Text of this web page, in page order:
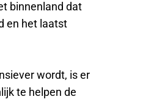
binnenland dat
en het laatst
wordt, is er
te helpen de